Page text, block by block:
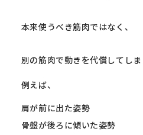
本来使うべき筋肉ではなく、
別の筋肉で動きを代償してしま
例えば、
肩が前に出た姿勢
骨盤が後ろに傾いた姿勢